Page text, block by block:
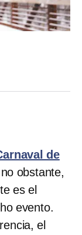
de
obstante,
es el
evento.
el